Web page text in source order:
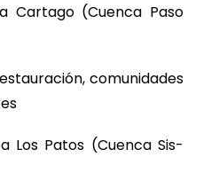
Cartago (Cuenca Paso
comunidades
Los Patos (Cuenca Sis-